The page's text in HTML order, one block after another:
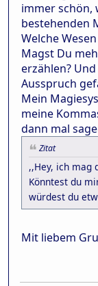
immer schön,
bestehenden
Welche
Magst Du
erzählen?
Ausspruch
Mein
meine
dann mal
Zitat
,,Hey, ich mag
Könntest du
würdest du
Mit liebem